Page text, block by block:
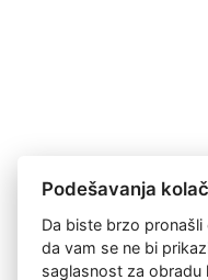
Podešavanja
Da biste brzo
da vam se ne bi
saglasnost zaobradu